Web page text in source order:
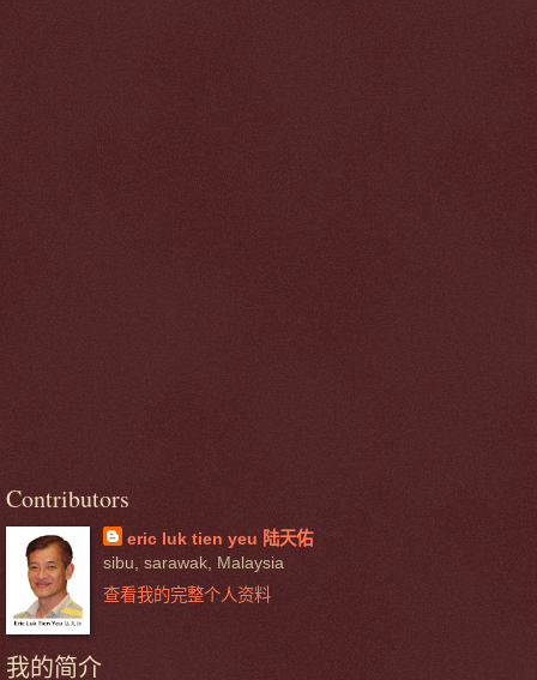
Contributors
eric luk tien yeu 陆天佑
sibu, sarawak, Malaysia
查看我的完整个人资料
我的简介